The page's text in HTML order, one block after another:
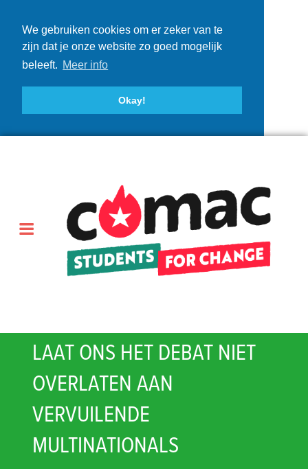
We gebruiken cookies om er zeker van te
zijn dat je onze website zo goed mogelijk
beleeft. Meer info
Okay!
LAAT ONS HET DEBAT NIET
OVERLATEN AAN
VERVUILENDE
MULTINATIONALS